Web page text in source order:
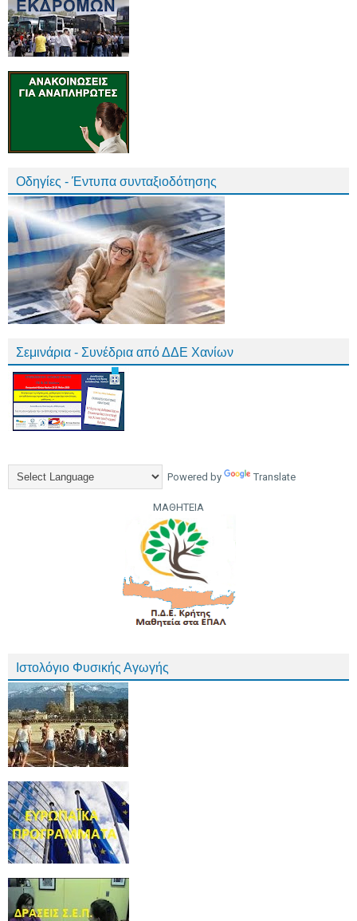
Οδηγίες - Έντυπα συνταξιοδότησης
Σεμινάρια - Συνέδρια από ΔΔΕ Χανίων
Powered by Translate
ΜΑΘΗΤΕΙΑ
Ιστολόγιο Φυσικής Αγωγής